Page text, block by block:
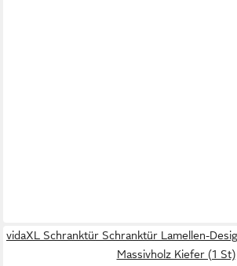
vidaXL Schranktür Schranktür Lamellen-
Massivholz Kiefer (1 St)